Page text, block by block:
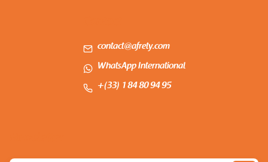
contact@afrety.com
WhatsApp International
+(33) 1 84 80 94 95